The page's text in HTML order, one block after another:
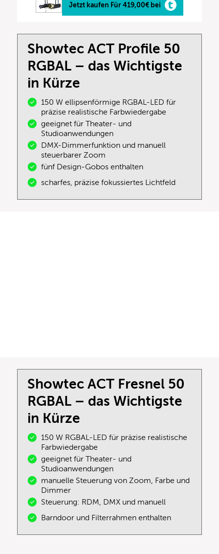
Jetzt kaufen Für 419,00€ bei
Showtec ACT Profile 50
RGBAL – das Wichtigste
in Kürze
150 W ellipsenförmige RGBAL-LED für
präzise realistische Farbwiedergabe
geeignet für Theater- und
Studioanwendungen
DMX-Dimmerfunktion und manuell
steuerbarer Zoom
fünf Design-Gobos enthalten
scharfes, präzise fokussiertes Lichtfeld
Showtec ACT Fresnel 50
RGBAL – das Wichtigste
in Kürze
150 W RGBAL-LED für präzise realistische
Farbwiedergabe
geeignet für Theater- und
Studioanwendungen
manuelle Steuerung von Zoom, Farbe und
Dimmer
Steuerung: RDM, DMX und manuell
Barndoor und Filterrahmen enthalten